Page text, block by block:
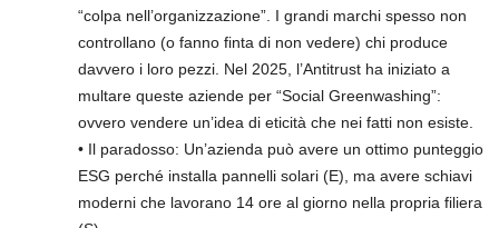
“colpa nell’organizzazione”. I grandi marchi spesso non
controllano (o fanno finta di non vedere) chi produce
davvero i loro pezzi. Nel 2025, l’Antitrust ha iniziato a
multare queste aziende per “Social Greenwashing”:
ovvero vendere un’idea di eticità che nei fatti non esiste.
• Il paradosso: Un’azienda può avere un ottimo punteggio
ESG perché installa pannelli solari (E), ma avere schiavi
moderni che lavorano 14 ore al giorno nella propria filiera